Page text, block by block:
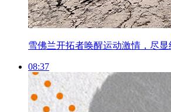
雪佛兰开拓者唤醒运动激情，尽
08:37